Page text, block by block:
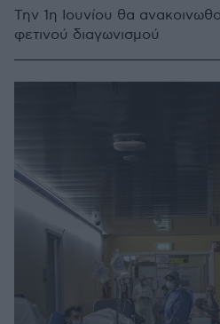
Την 1η Ιουνίου θα
φετινού διαγωνισμού